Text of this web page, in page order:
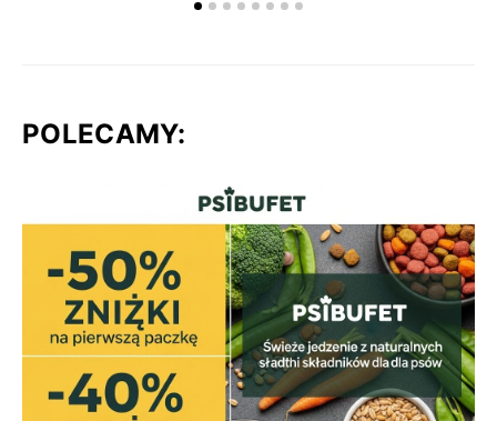
POLECAMY: